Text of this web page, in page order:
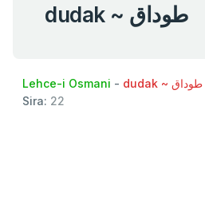
dudak ~ طوداق
Lehce-i Osmani - dudak ~ طوداق
Sira: 22